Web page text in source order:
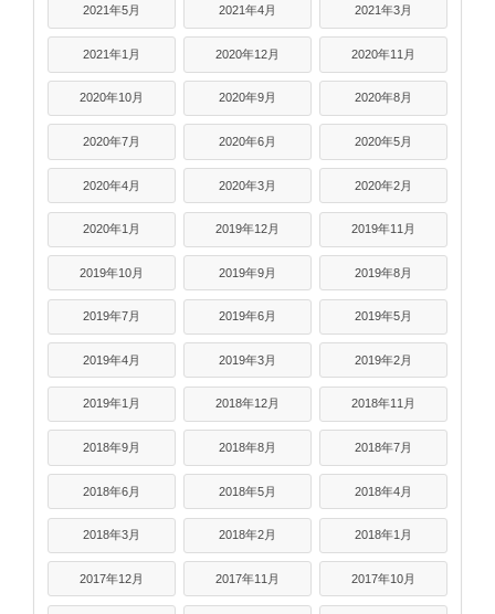
2021年5月 2021年4月 2021年3月
2021年1月 2020年12月 2020年11月
2020年10月 2020年9月 2020年8月
2020年7月 2020年6月 2020年5月
2020年4月 2020年3月 2020年2月
2020年1月 2019年12月 2019年11月
2019年10月 2019年9月 2019年8月
2019年7月 2019年6月 2019年5月
2019年4月 2019年3月 2019年2月
2019年1月 2018年12月 2018年11月
2018年9月 2018年8月 2018年7月
2018年6月 2018年5月 2018年4月
2018年3月 2018年2月 2018年1月
2017年12月 2017年11月 2017年10月